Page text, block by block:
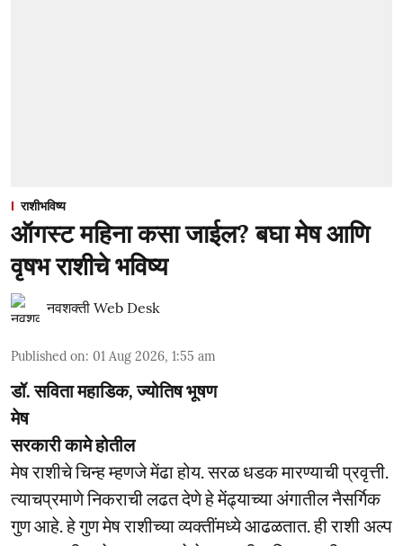
राशीभविष्य
ऑगस्ट महिना कसा जाईल? बघा मेष आणि
वृषभ राशीचे भविष्य
नवशक्ती Web Desk
Published on: 01 Aug 2026, 1:55 am
डॉ. सविता महाडिक, ज्योतिष भूषण
मेष
सरकारी कामे होतील
मेष राशीचे चिन्ह म्हणजे मेंढा होय. सरळ धडक मारण्याची प्रवृत्ती.
त्याचप्रमाणे निकराची लढत देणे हे मेंढ्याच्या अंगातील नैसर्गिक
गुण आहे. हे गुण मेष राशीच्या व्यक्तींमध्ये आढळतात. ही राशी अल्प